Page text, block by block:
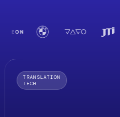
TRANSLATION
TECH
TRANSLATED
per